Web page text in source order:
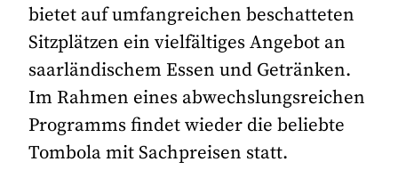
bietet auf umfangreichen beschatteten
Sitzplätzen ein vielfältiges Angebot an
saarländischem Essen und Getränken.
Im Rahmen eines abwechslungsreichen
Programms findet wieder die beliebte
Tombola mit Sachpreisen statt.